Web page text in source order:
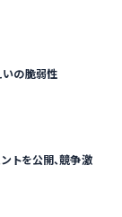
の脆弱性
トを公開、競争激